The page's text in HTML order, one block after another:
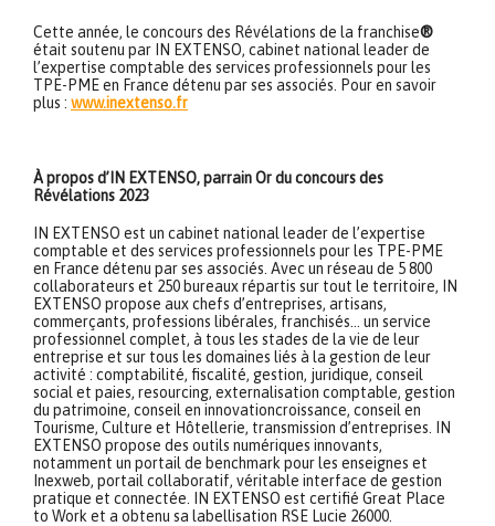
Cette année, le concours des Révélations de la franchise®
était soutenu par IN EXTENSO, cabinet national leader de
l’expertise comptable des services professionnels pour les
TPE-PME en France détenu par ses associés. Pour en savoir
plus : www.inextenso.fr
À propos d’IN EXTENSO, parrain Or du concours des
Révélations 2023
IN EXTENSO est un cabinet national leader de l’expertise
comptable et des services professionnels pour les TPE-PME
en France détenu par ses associés. Avec un réseau de 5 800
collaborateurs et 250 bureaux répartis sur tout le territoire, IN
EXTENSO propose aux chefs d’entreprises, artisans,
commerçants, professions libérales, franchisés… un service
professionnel complet, à tous les stades de la vie de leur
entreprise et sur tous les domaines liés à la gestion de leur
activité : comptabilité, fiscalité, gestion, juridique, conseil
social et paies, resourcing, externalisation comptable, gestion
du patrimoine, conseil en innovationcroissance, conseil en
Tourisme, Culture et Hôtellerie, transmission d’entreprises. IN
EXTENSO propose des outils numériques innovants,
notamment un portail de benchmark pour les enseignes et
Inexweb, portail collaboratif, véritable interface de gestion
pratique et connectée. IN EXTENSO est certifié Great Place
to Work et a obtenu sa labellisation RSE Lucie 26000.